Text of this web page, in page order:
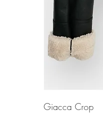
Giacca Crop